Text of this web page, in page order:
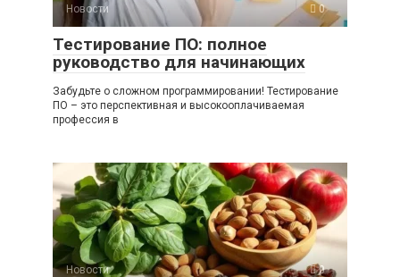
Новости 0
Тестирование ПО: полное
руководство для начинающих
Забудьте о сложном программировании! Тестирование
ПО – это перспективная и высокооплачиваемая
профессия в
Новости 0